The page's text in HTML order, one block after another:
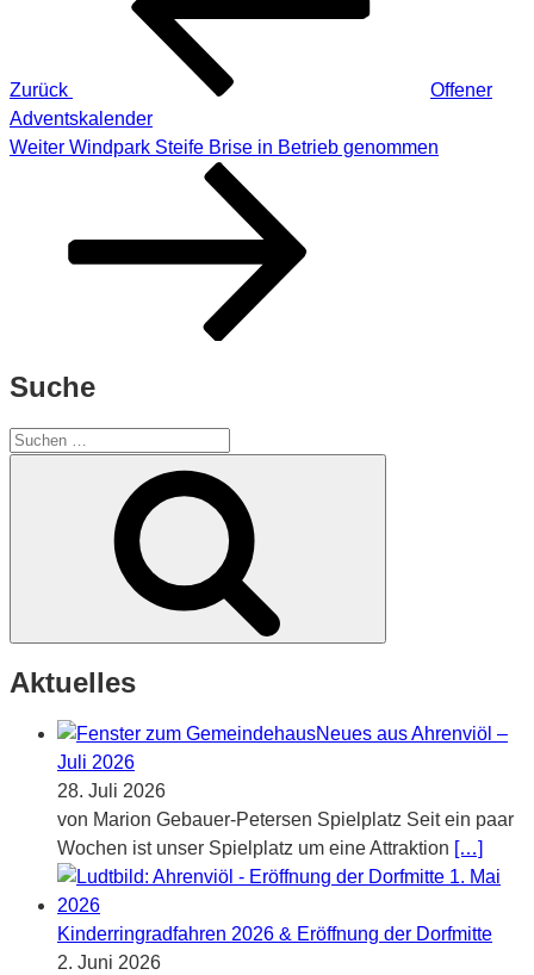
Zurück
Offener
Adventskalender
Nächster
Weiter Windpark Steife Brise in Betrieb genommen
Suche
Suchen
Aktuelles
Neues aus Ahrenviöl –
Juli 2026
28. Juli 2026
von Marion Gebauer-Petersen Spielplatz Seit ein paar
Wochen ist unser Spielplatz um eine Attraktion […]
Kinderringradfahren 2026 & Eröffnung der Dorfmitte
2. Juni 2026